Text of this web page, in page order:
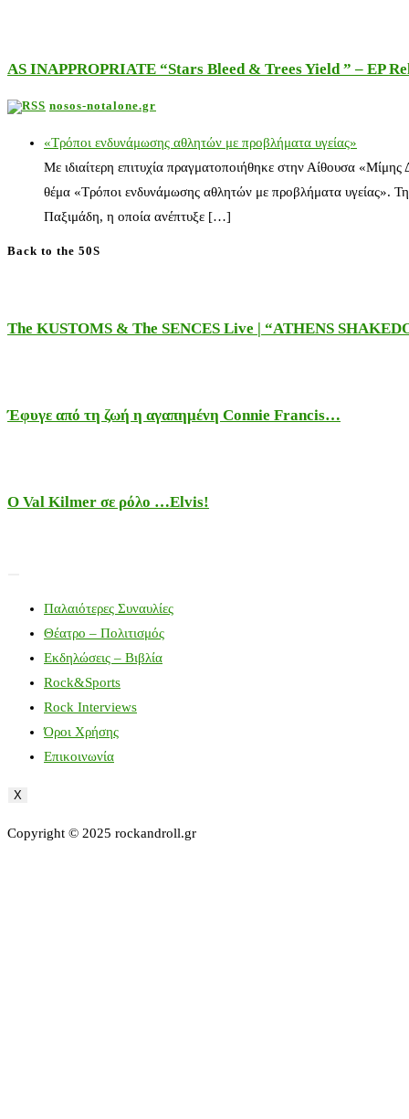
AS INAPPROPRIATE “Stars Bleed & Trees Yield ” – EP
nosos-notalone.gr
«Τρόποι ενδυνάμωσης αθλητών με προβλήματα υγείας»
Με ιδιαίτερη επιτυχία πραγματοποιήθηκε στην Αίθουσα
θέμα «Τρόποι ενδυνάμωσης αθλητών με προβλήματα υγείας».
Παξιμάδη, η οποία ανέπτυξε […]
Back to the 50S
The KUSTOMS & The SENCES Live | “ATHENS
Έφυγε από τη ζωή η αγαπημένη Connie Francis…
Ο Val Kilmer σε ρόλο …Elvis!
Παλαιότερες Συναυλίες
Θέατρο – Πολιτισμός
Εκδηλώσεις – Βιβλία
Rock&Sports
Rock Interviews
Όροι Χρήσης
Επικοινωνία
X
Copyright © 2025 rockandroll.gr